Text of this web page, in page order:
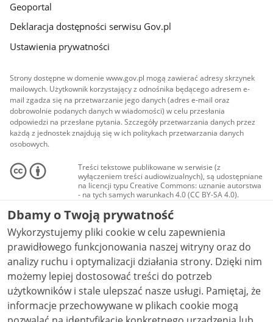
Geoportal
Deklaracja dostępności serwisu Gov.pl
Ustawienia prywatności
Strony dostępne w domenie www.gov.pl mogą zawierać adresy skrzynek
mailowych. Użytkownik korzystający z odnośnika będącego adresem e-
mail zgadza się na przetwarzanie jego danych (adres e-mail oraz
dobrowolnie podanych danych w wiadomości) w celu przesłania
odpowiedzi na przesłane pytania. Szczegóły przetwarzania danych przez
każdą z jednostek znajdują się w ich politykach przetwarzania danych
osobowych.
Treści tekstowe publikowane w serwisie (z
wyłączeniem treści audiowizualnych), są udostępniane
na licencji typu Creative Commons: uznanie autorstwa
- na tych samych warunkach 4.0 (CC BY-SA 4.0).
Materiały audiowizualne, w tym zdjęcia, materiały
audio i wideo, są udostępniane na licencji typu
Creative Commons: uznanie autorstwa użycie
niekomercyjne - bez utworów zależnych 4.0 (CC BY-
NC-ND 4.0), o ile nie jest to stwierdzone inaczej.
Dbamy o Twoją prywatność
Wykorzystujemy pliki cookie w celu zapewnienia
prawidłowego funkcjonowania naszej witryny oraz do
analizy ruchu i optymalizacji działania strony. Dzięki nim
możemy lepiej dostosować treści do potrzeb
użytkowników i stale ulepszać nasze usługi. Pamiętaj, że
informacje przechowywane w plikach cookie mogą